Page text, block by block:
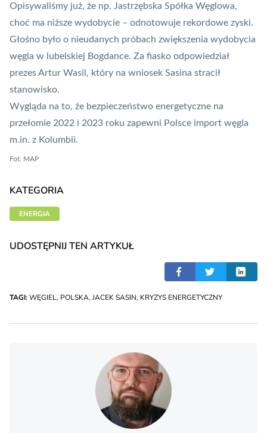
Opisywaliśmy już, że np. Jastrzębska Spółka Węglowa,
choć ma niższe wydobycie – odnotowuje rekordowe zyski.
Głośno było o nieudanych próbach zwiększenia wydobycia
węgla w lubelskiej Bogdance. Za fiasko odpowiedział
prezes Artur Wasil, który na wniosek Sasina stracił
stanowisko.
Wygląda na to, że bezpieczeństwo energetyczne na
przełomie 2022 i 2023 roku zapewni Polsce import węgla
m.in. z Kolumbii.
Fot. MAP
KATEGORIA
ENERGIA
UDOSTĘPNIJ TEN ARTYKUŁ
TAGI:WĘGIEL, POLSKA, JACEK SASIN, KRYZYS ENERGETYCZNY